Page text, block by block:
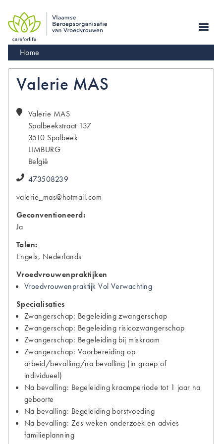
main
navigation
Kruimelpad
Home
Valerie MAS
Valerie MAS
Spalbeekstraat 137
3510 Spalbeek
LIMBURG
België
473508239
valerie_mas@hotmail.com
Geconventioneerd:
Ja
Talen:
Engels, Nederlands
Vroedvrouwenpraktijken
Vroedvrouwenpraktijk Vol Verwachting
Specialisaties
Zwangerschap: Begeleiding zwangerschap
Zwangerschap: Begeleiding risicozwangerschap
Zwangerschap: Begeleiding bij miskraam
Zwangerschap: Voorbereiding op
arbeid/bevalling/na bevalling (in groep of
individueel)
Na bevalling: Begeleiding kraamperiode tot 1 jaar na
geboorte
Na bevalling: Begeleiding borstvoeding
Na bevalling: Zes weken onderzoek en advies
familieplanning